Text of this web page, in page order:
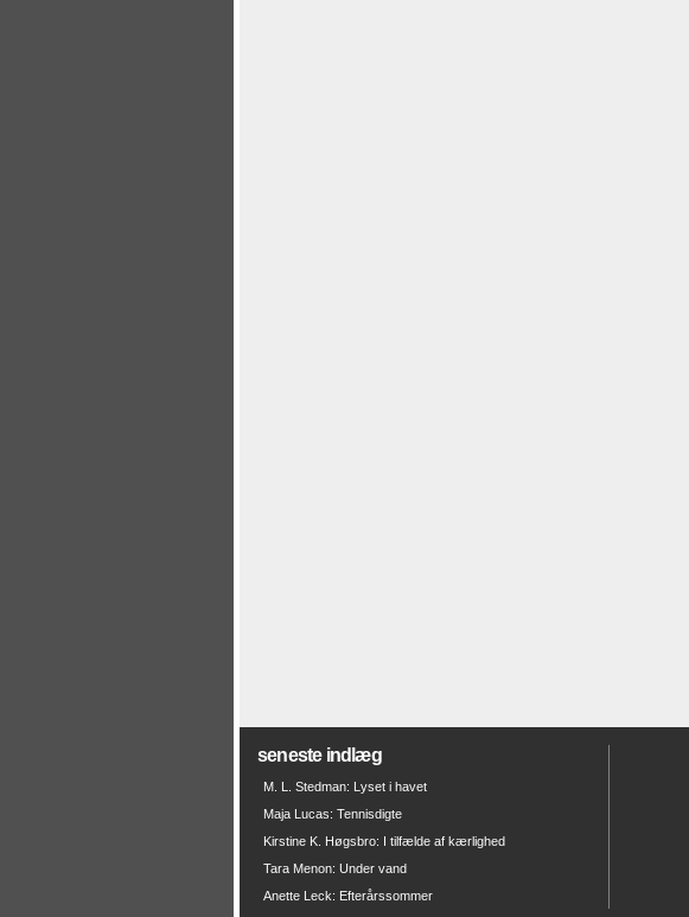
seneste indlæg
M. L. Stedman: Lyset i havet
Maja Lucas: Tennisdigte
Kirstine K. Høgsbro: I tilfælde af kærlighed
Tara Menon: Under vand
Anette Leck: Efterårssommer